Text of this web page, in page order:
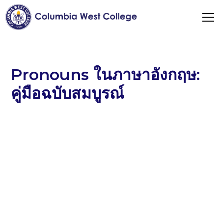
Pronouns ในภาษาอังกฤษ:
คู่มือฉบับสมบูรณ์